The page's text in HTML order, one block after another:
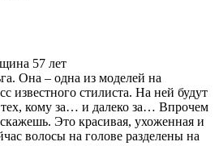
57 лет
Она – одна из моделей на
известного стилиста. На ней будут
кому за… и далеко за… Впрочем
Это красивая, ухоженная и
волосы на голове разделены на